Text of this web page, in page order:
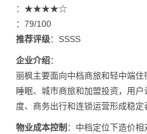
：★★★★☆
：79/100
推荐评级：SSSS
企业介绍：
丽枫主要面向中档商旅和轻中端
睡眠、城市商旅和加盟投资，用
度、商务出行和连锁运营形成稳定
物业成本控制 ：中档定位下造价